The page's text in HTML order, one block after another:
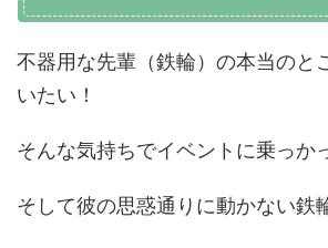
不器用な先輩（鉄輪）の本当のと
いたい！
そんな気持ちでイベントに乗っか
そして彼の思惑通りに動かない鉄